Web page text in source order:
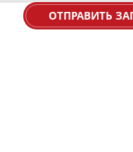
ОТПРАВИТЬ